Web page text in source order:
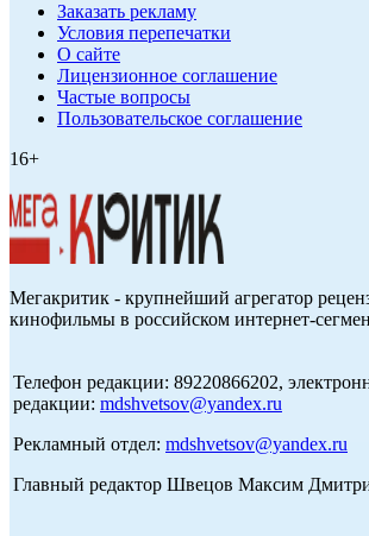
Заказать рекламу
Условия перепечатки
О сайте
Лицензионное соглашение
Частые вопросы
Пользовательское соглашение
16+
Мегакритик - крупнейший агрегатор
кинофильмы в российском интернет-
Телефон редакции: 89220866202,
редакции: mdshvetsov@yandex.ru
Рекламный отдел: mdshvetsov@yandex.ru
Главный редактор Швецов Максим